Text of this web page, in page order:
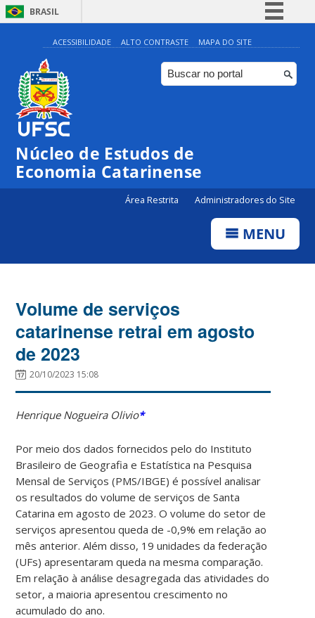
BRASIL
Simplifique!
Comunica BR
Participe
ACESSIBILIDADE ALTO CONTRASTE MAPA DO SITE
Núcleo de Estudos de
Economia Catarinense
Área Restrita Administradores do Site
MENU
Volume de serviços
catarinense retrai em agosto
de 2023
20/10/2023 15:08
Henrique Nogueira Olivio*
Por meio dos dados fornecidos pelo do Instituto
Brasileiro de Geografia e Estatística na Pesquisa
Mensal de Serviços (PMS/IBGE) é possível analisar
os resultados do volume de serviços de Santa
Catarina em agosto de 2023. O volume do setor de
serviços apresentou queda de -0,9% em relação ao
mês anterior. Além disso, 19 unidades da federação
(UFs) apresentaram queda na mesma comparação.
Em relação à análise desagregada das atividades do
setor, a maioria apresentou crescimento no
acumulado do ano.